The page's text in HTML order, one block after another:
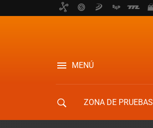
MENÚ
ZONA DE PRUEBAS